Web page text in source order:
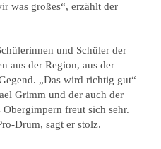
was großes“, erzählt der
und Schüler der
aus der Region, aus der
„Das wird richtig gut“
Grimm und der auch der
freut sich sehr.
Drum, sagt er stolz.